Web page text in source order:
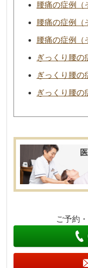
腰痛の症例（
腰痛の症例（
腰痛の症例
ぎっくり腰の
ぎっくり腰
ぎっくり腰の
ご予約